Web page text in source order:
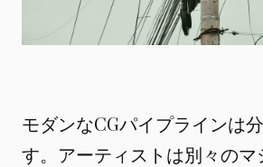
モダンなCGパイプラインは
す。アーティストは別々のマ